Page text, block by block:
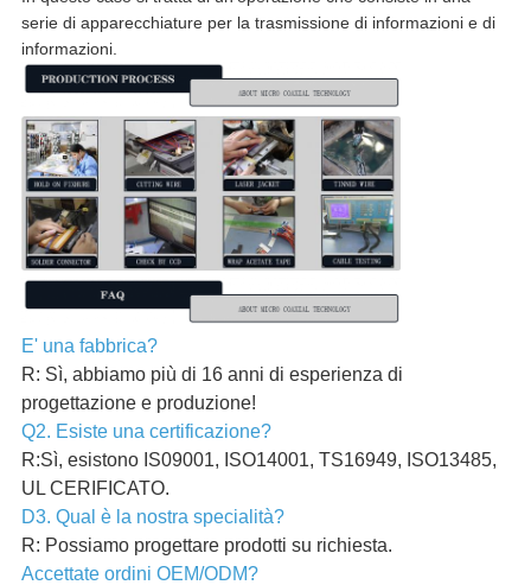
serie di apparecchiature per la trasmissione di informazioni e di
informazioni.
E' una fabbrica?
R: Sì, abbiamo più di 16 anni di esperienza di
progettazione e produzione!
Q2. Esiste una certificazione?
R:Sì, esistono IS09001, ISO14001, TS16949, ISO13485,
UL CERIFICATO.
D3. Qual è la nostra specialità?
R: Possiamo progettare prodotti su richiesta.
Accettate ordini OEM/ODM?